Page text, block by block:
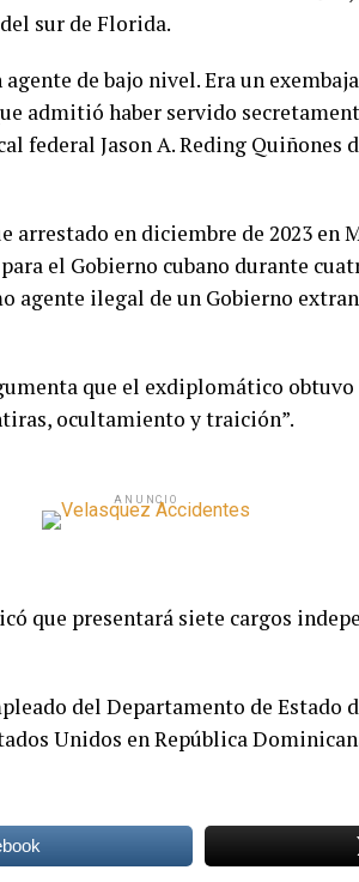
sur de Florida.
de bajo nivel. Era un
admitió haber servido
federal Jason A. Reding Quiñones
arrestado en diciembre de 2023 en
el Gobierno cubano durante
agente ilegal de un Gobierno
que el exdiplomático
ocultamiento y traición”.
ANUNCIO
que presentará siete cargos
del Departamento de Estado
Unidos en República